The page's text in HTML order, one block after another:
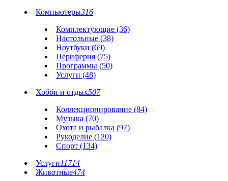
Компьютеры316
Комплектующие (36)
Настольные (38)
Ноутбуки (69)
Периферия (75)
Программы (50)
Услуги (48)
Хобби и отдых507
Коллекционирование (84)
Музыка (70)
Охота и рыбалка (97)
Рукоделие (120)
Спорт (134)
Услуги11714
Животные474